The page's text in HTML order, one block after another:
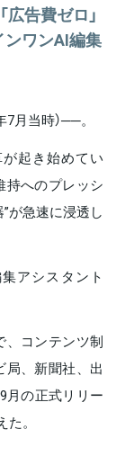
告費ゼロ」
ワンAI編集
月当時）──。
起き始めてい
持へのプレッシ
が急速に浸透し
アシスタント
、コンテンツ制
、新聞社、出
月の正式リリー
。